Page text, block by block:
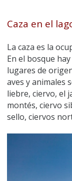
Caza en el
La caza es la
En el bosque
lugares de
aves y animales
liebre, ciervo, el
montés, ciervo
sello, ciervos